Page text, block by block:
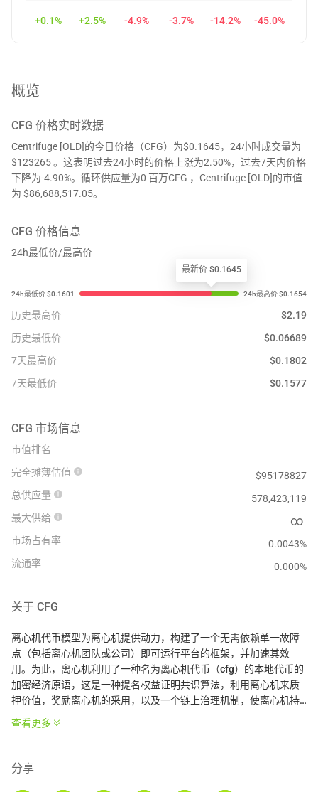
+0.1% +2.5% -4.9% -3.7% -14.2% -45.0%
概览
CFG 价格实时数据
Centrifuge [OLD]的今日价格（CFG）为$0.1645，24小时成交量为
$123265 。这表明过去24小时的价格上涨为2.50%，过去7天内价格
下降为-4.90%。循环供应量为0 百万CFG ，Centrifuge [OLD]的市值
为 $86,688,517.05。
CFG 价格信息
24h最低价/最高价
最新价 $0.1645
历史最高价 $2.19
历史最低价
$0.06689
7天最高价
$0.1802
7天最低价
$0.1577
CFG 市场信息
市值排名
完全摊薄估值
$95178827
总供应量
578,423,119
最大供给
∞
市场占有率
0.0043%
流通率
0.000%
关于 CFG
离心机代币模型为离心机提供动力，构建了一个无需依赖单一故障
点（包括离心机团队或公司）即可运行平台的框架，并加速其效
用。为此，离心机利用了一种名为离心机代币（cfg）的本地代币的
加密经济原语，这是一种提名权益证明共识算法，利用离心机来质
押价值，奖励离心机的采用，以及一个链上治理机制，使离心机持
有者能够指导离心机的发展。
* 本介绍由AI翻译生成，仅供参考。
查看更多
分享